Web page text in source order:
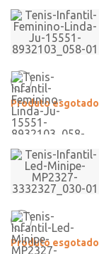
Produto esgotado
Produto esgotado